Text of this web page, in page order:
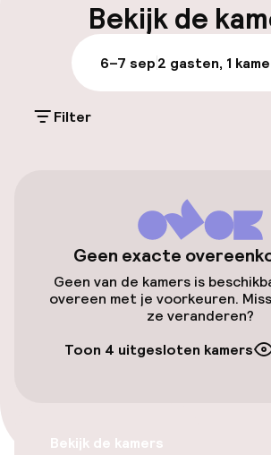
Bagageruimte
Parkeren & mobiliteit
Parkeerservice
Bekijk de
6–7 sep2 gasten, 1
Filter
Geen exacte
Geen van de kamers is
overeen met je voorkeuren.
ze veranderen?
Toon 4 uitgesloten kamers
Bekijk de kamers